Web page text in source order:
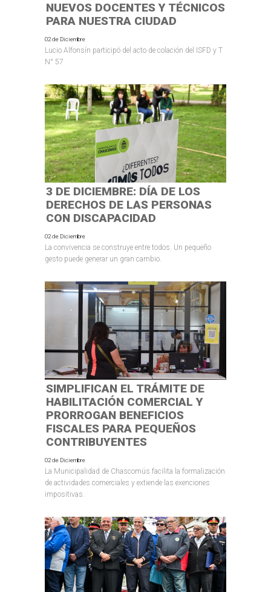
NUEVOS DOCENTES Y TÉCNICOS
PARA NUESTRA CIUDAD
02 de Diciembre
Lucio Alfonsín participó del acto de colación del ISFD y T
N° 57
3 DE DICIEMBRE: DÍA DE LOS
DERECHOS DE LAS PERSONAS
CON DISCAPACIDAD
02 de Diciembre
La convivencia se construye entre todos. Un pequeño
gesto puede generar un gran cambio.
SIMPLIFICAN EL TRÁMITE DE
HABILITACIÓN COMERCIAL Y
PRORROGAN BENEFICIOS
FISCALES PARA PEQUEÑOS
CONTRIBUYENTES
02 de Diciembre
La Municipalidad de Chascomús facilita la formalización
de actividades comerciales y extiende las exenciones
impositivas.